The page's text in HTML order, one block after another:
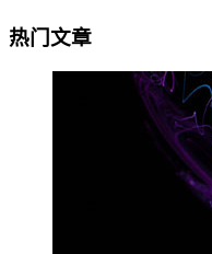
热门文章